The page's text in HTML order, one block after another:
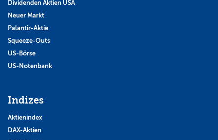
Dividenden Aktien USA
Neuer Markt
Palantir-Aktie
Squeeze-Outs
US-Börse
US-Notenbank
Indizes
Aktienindex
DAX-Aktien